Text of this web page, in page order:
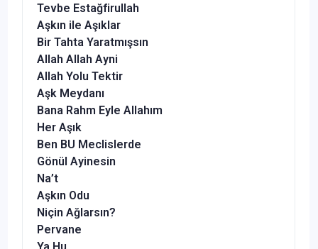
Tevbe Estağfirullah
Aşkın ile Aşıklar
Bir Tahta Yaratmışsın
Allah Allah Ayni
Allah Yolu Tektir
Aşk Meydanı
Bana Rahm Eyle Allahım
Her Aşık
Ben BU Meclislerde
Gönül Ayinesin
Na’t
Aşkın Odu
Niçin Ağlarsın?
Pervane